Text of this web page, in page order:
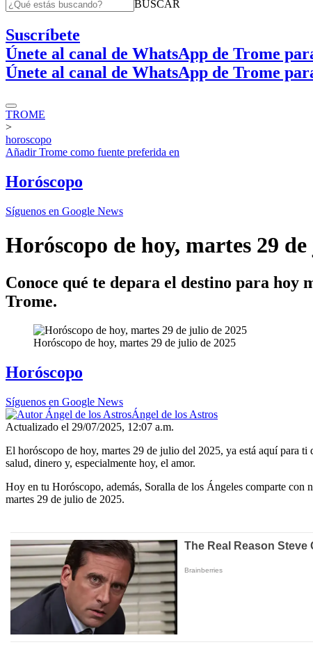
BUSCAR
Suscríbete
Únete al canal de WhatsApp de Trome
Únete al canal de WhatsApp de Trome
TROME
>
horoscopo
AñadirTrome como fuente preferida en
Horóscopo
Síguenos en Google News
Horóscopo de hoy, martes 29
Conoce qué te depara el destino para hoy
Trome.
Horóscopo de hoy, martes 29 de julio de 2025
Horóscopo
Síguenos en Google News
Ángel de los Astros
Actualizado el 29/07/2025, 12:07 a.m.
El horóscopo de hoy, martes 29 de julio del 2025, ya está aquí para ti
salud, dinero y, especialmente hoy, el amor.
Hoy en tu Horóscopo, además, Soralla de los Ángeles comparte con
martes 29 de julio de 2025.